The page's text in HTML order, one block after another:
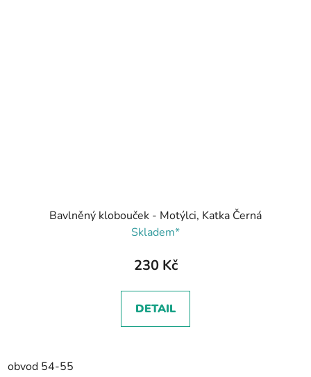
Bavlněný klobouček - Motýlci, Katka Černá
Skladem*
230 Kč
DETAIL
obvod 54-55